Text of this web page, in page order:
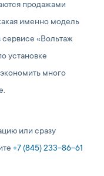
продажами
именно модель
сервисе «Вольтаж
установке
много
или сразу
+7 (845) 233-86-61